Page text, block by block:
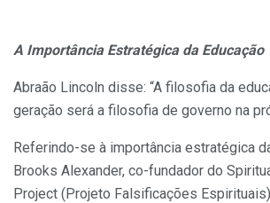
A Importância Estratégica da Educação
Abraão Lincoln disse: “A filosofia da
geração será a filosofia de governo na
Referindo-se à importância estratégica
Brooks Alexander, co-fundador do
Project (Projeto Falsificações